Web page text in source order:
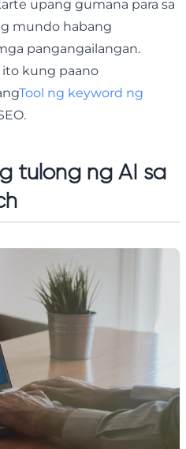
upang gumana para sa
mundo habang
pangangailangan.
kung paano
Tool ng keyword ng
tulong ng AI sa